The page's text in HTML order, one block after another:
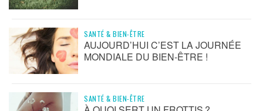
SANTÉ & BIEN-ÊTRE
AUJOURD’HUI C’EST LA JOURNÉE
MONDIALE DU BIEN-ÊTRE !
SANTÉ & BIEN-ÊTRE